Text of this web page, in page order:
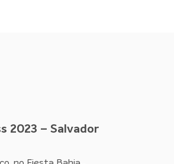
2023 – Salvador